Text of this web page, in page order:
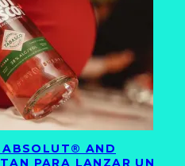
ABSOLUT® AND
PARA LANZAR UN